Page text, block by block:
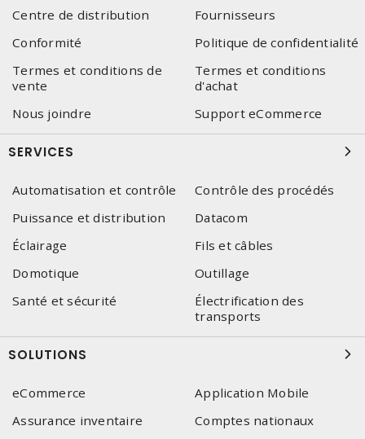
Centre de distribution
Fournisseurs
Conformité
Politique de confidentialité
Termes et conditions de
vente
Termes et conditions
d'achat
Nous joindre
Support eCommerce
SERVICES
Automatisation et contrôle
Contrôle des procédés
Puissance et distribution
Datacom
Éclairage
Fils et câbles
Domotique
Outillage
Santé et sécurité
Électrification des
transports
SOLUTIONS
eCommerce
Application Mobile
Assurance inventaire
Comptes nationaux